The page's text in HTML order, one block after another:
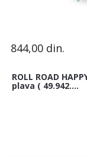
844,00 din.
ROLL ROAD
plava ( 49.942....